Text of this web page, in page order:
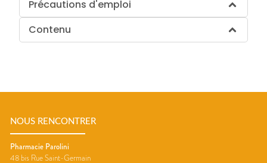
Précautions d'emploi
Contenu
NOUS RENCONTRER
Pharmacie Parolini
48 bis Rue Saint-Germain